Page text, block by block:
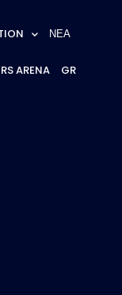
ΝΕΑ
ARENA GR